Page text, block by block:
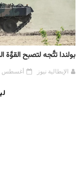
بولندا تتَّجه لتصبح القوَّة
الإيطالية نيوز أغسطس 05, 2025